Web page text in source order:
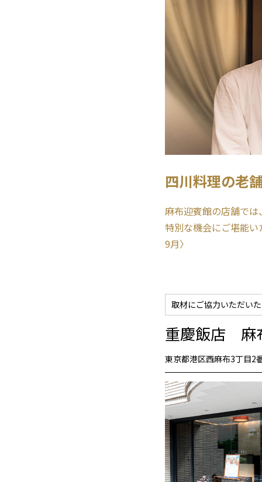
四川料理の老
麻布迎賓館の店舗で
特別な機会にご堪能
9月〉
取材にご協力いただい
重慶飯店 麻
東京都港区西麻布3丁目